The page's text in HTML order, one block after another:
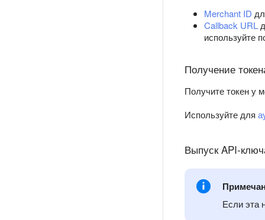
Merchant ID
Callback URL
используйте
Получение
Получите токен у
Используйте для
Выпуск API-
Если эта